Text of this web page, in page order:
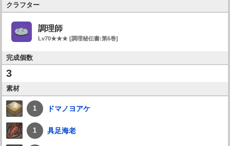
クラフター
調理師
Lv70★★★ [調理秘伝書:第6巻]
完成個数
3
素材
1 ドマノヨアケ
1 具足海老